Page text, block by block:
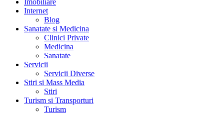
Internet
Blog
Sanatate si Medicina
Clinici Private
Medicina
Sanatate
Servicii
Servicii Diverse
Stiri si Mass Media
Stiri
Turism si Transporturi
Turism